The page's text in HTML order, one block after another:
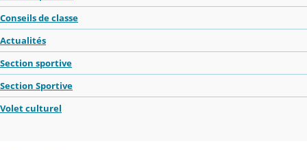
Conseils de classe
Actualités
Section sportive
Section Sportive
Volet culturel